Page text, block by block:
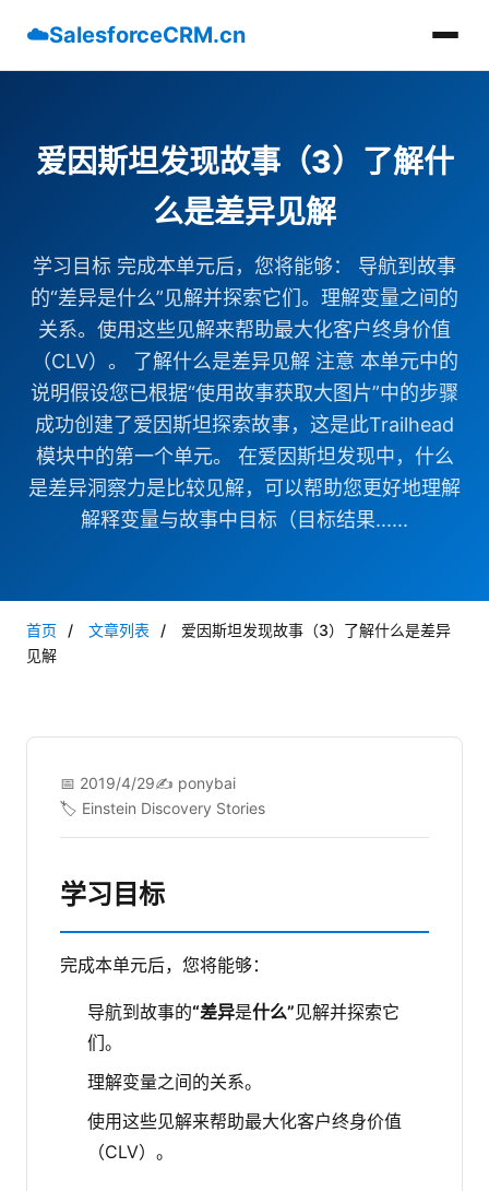
☁️SalesforceCRM.cn
爱因斯坦发现故事（3）了解什
么是差异见解
学习目标 完成本单元后，您将能够： 导航到故事
的“差异是什么”见解并探索它们。理解变量之间的
关系。使用这些见解来帮助最大化客户终身价值
（CLV）。 了解什么是差异见解 注意 本单元中的
说明假设您已根据“使用故事获取大图片”中的步骤
成功创建了爱因斯坦探索故事，这是此Trailhead
模块中的第一个单元。 在爱因斯坦发现中，什么
是差异洞察力是比较见解，可以帮助您更好地理解
解释变量与故事中目标（目标结果......
首页 / 文章列表 /
爱因斯坦发现故事（3）了解什么是差异
见解
📅 2019/4/29✍️ ponybai
🏷️ Einstein Discovery Stories
学习目标
完成本单元后，您将能够：
导航到故事的“差异是什么”见解并探索它
们。
理解变量之间的关系。
使用这些见解来帮助最大化客户终身价值
（CLV）。